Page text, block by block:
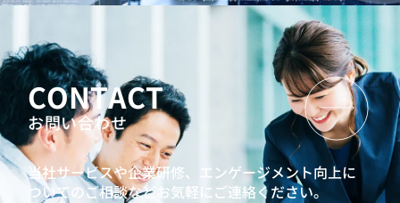
CONTACT
お問い合わせ
当社サービスや企業研修、エンゲージメント向上に
ついてのご相談などお気軽にご連絡ください。